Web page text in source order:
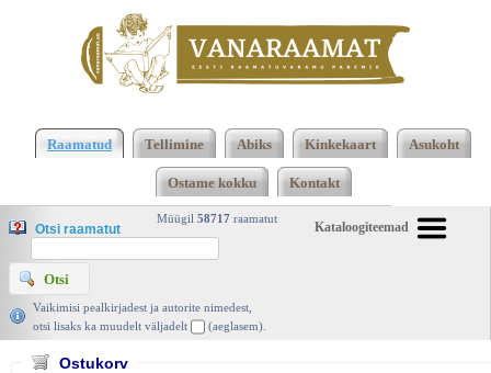
käsiraamat, Koostanud: Toivo Kirsi, Valgus 1969 |
vanaraamat. ee
Raamatud Tellimine Abiks Kinkekaart Asukoht
Ostame kokku Kontakt
Kataloogiteemad
Müügil 58717 raamatut
Otsi raamatut
Vaikimisi pealkirjadest ja autorite nimedest,
otsi lisaks ka muudelt väljadelt
(aeglasem).
Ostukorv